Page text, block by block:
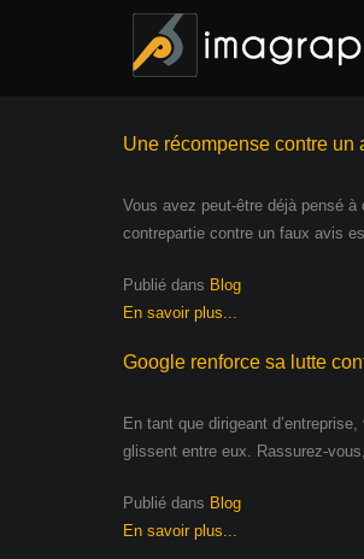
Une récompense contre un
Vous avez peut-être déjà pensé
contrepartie contre un faux avis
Publié dans Blog
En savoir plus...
Google renforce sa lutte
En tant que dirigeant
glissent entre eux. Rassurez-
Publié dans Blog
En savoir plus...